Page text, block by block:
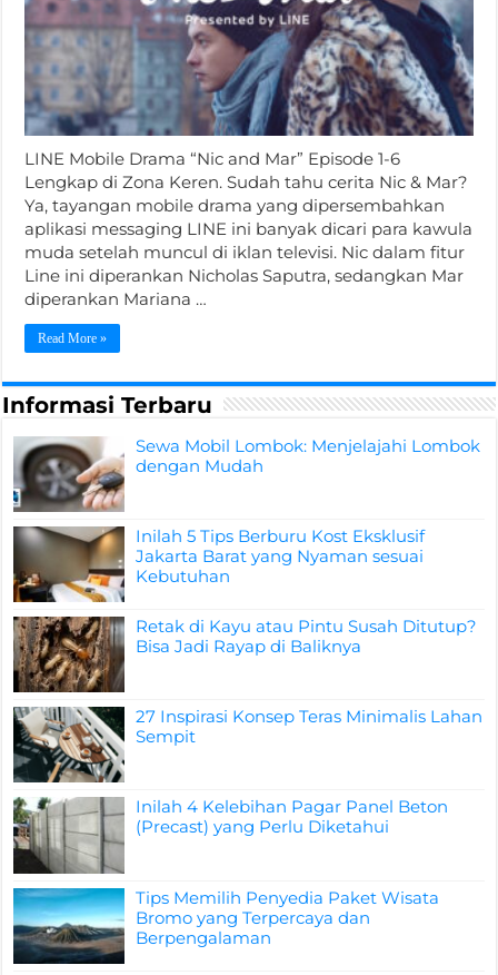
LINE Mobile Drama “Nic and Mar” Episode 1-6
Lengkap di Zona Keren. Sudah tahu cerita Nic & Mar?
Ya, tayangan mobile drama yang dipersembahkan
aplikasi messaging LINE ini banyak dicari para kawula
muda setelah muncul di iklan televisi. Nic dalam fitur
Line ini diperankan Nicholas Saputra, sedangkan Mar
diperankan Mariana …
Read More »
Informasi Terbaru
Sewa Mobil Lombok: Menjelajahi Lombok
dengan Mudah
Inilah 5 Tips Berburu Kost Eksklusif
Jakarta Barat yang Nyaman sesuai
Kebutuhan
Retak di Kayu atau Pintu Susah Ditutup?
Bisa Jadi Rayap di Baliknya
27 Inspirasi Konsep Teras Minimalis Lahan
Sempit
Inilah 4 Kelebihan Pagar Panel Beton
(Precast) yang Perlu Diketahui
Tips Memilih Penyedia Paket Wisata
Bromo yang Terpercaya dan
Berpengalaman